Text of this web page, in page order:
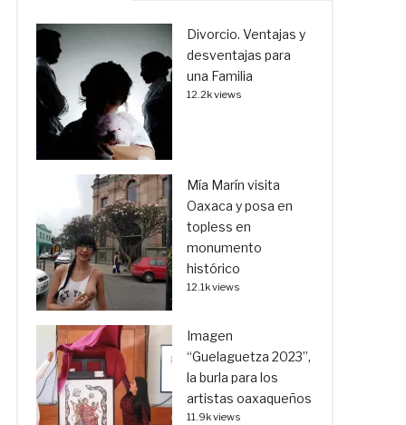
Divorcio. Ventajas y
desventajas para
una Familia
12.2k views
Mía Marín visita
Oaxaca y posa en
topless en
monumento
histórico
12.1k views
Imagen
“Guelaguetza 2023”,
la burla para los
artistas oaxaqueños
11.9k views